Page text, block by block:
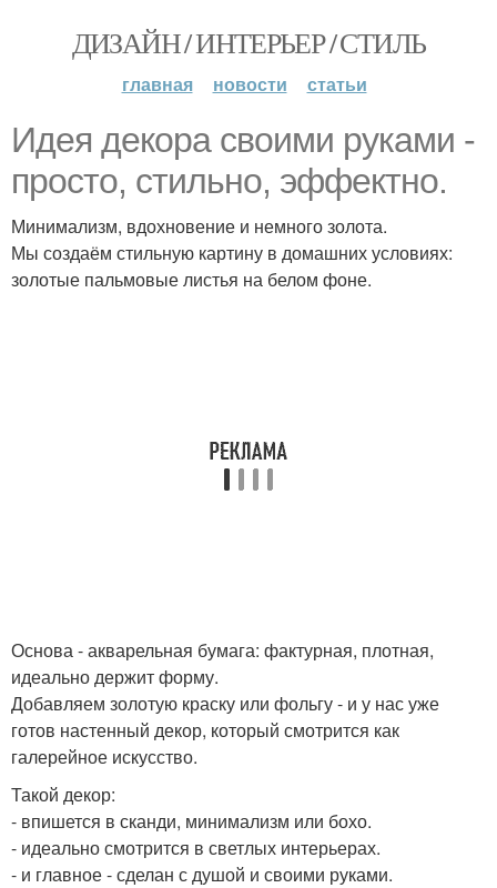
ДИЗАЙН / ИНТЕРЬЕР / СТИЛЬ
главная новости статьи
Идея декора своими руками -
просто, стильно, эффектно.
Минимализм, вдохновение и немного золота.
Мы создаём стильную картину в домашних условиях:
золотые пальмовые листья на белом фоне.
Основа - акварельная бумага: фактурная, плотная,
идеально держит форму.
Добавляем золотую краску или фольгу - и у нас уже
готов настенный декор, который смотрится как
галерейное искусство.
Такой декор:
- впишется в сканди, минимализм или бохо.
- идеально смотрится в светлых интерьерах.
- и главное - сделан с душой и своими руками.